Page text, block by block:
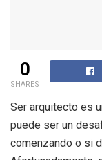
0
SHARES
Ser arquitecto es
puede ser un
comenzando o si